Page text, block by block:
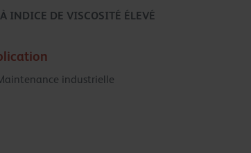
INDICE DE VISCOSITÉ ÉLEVÉ
industrielle